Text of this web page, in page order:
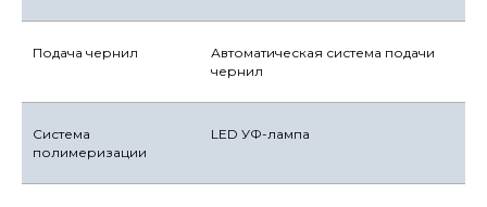
Подача чернил
Автоматическая система подачи
чернил
Система
полимеризации
LED УФ-лампа